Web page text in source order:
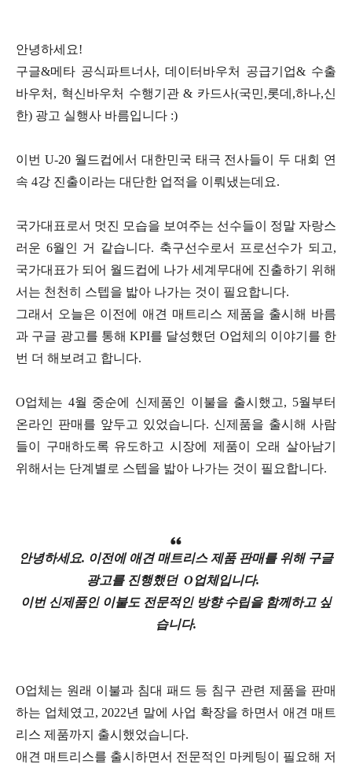
안녕하세요!
구글&메타 공식파트너사, 데이터바우처 공급기업& 수출
바우처, 혁신바우처 수행기관 & 카드사(국민,롯데,하나,신
한) 광고 실행사 바름입니다 :)
이번 U-20 월드컵에서 대한민국 태극 전사들이 두 대회 연
속 4강 진출이라는 대단한 업적을 이뤄냈는데요.
국가대표로서 멋진 모습을 보여주는 선수들이 정말 자랑스
러운 6월인 거 같습니다. 축구선수로서 프로선수가 되고,
국가대표가 되어 월드컵에 나가 세계무대에 진출하기 위해
서는 천천히 스텝을 밟아 나가는 것이 필요합니다.
그래서 오늘은 이전에 애견 매트리스 제품을 출시해 바름
과 구글 광고를 통해 KPI를 달성했던 O업체의 이야기를 한
번 더 해보려고 합니다.
O업체는 4월 중순에 신제품인 이불을 출시했고, 5월부터
온라인 판매를 앞두고 있었습니다. 신제품을 출시해 사람
들이 구매하도록 유도하고 시장에 제품이 오래 살아남기
위해서는 단계별로 스텝을 밟아 나가는 것이 필요합니다.
안녕하세요. 이전에 애견 매트리스 제품 판매를 위해 구글
광고를 진행했던 O업체입니다.
이번 신제품인 이불도 전문적인 방향 수립을 함께하고 싶
습니다.
O업체는 원래 이불과 침대 패드 등 침구 관련 제품을 판매
하는 업체였고, 2022년 말에 사업 확장을 하면서 애견 매트
리스 제품까지 출시했었습니다.
애견 매트리스를 출시하면서 전문적인 마케팅이 필요해 저